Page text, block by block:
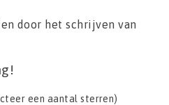
door het schrijven van
een aantal sterren)